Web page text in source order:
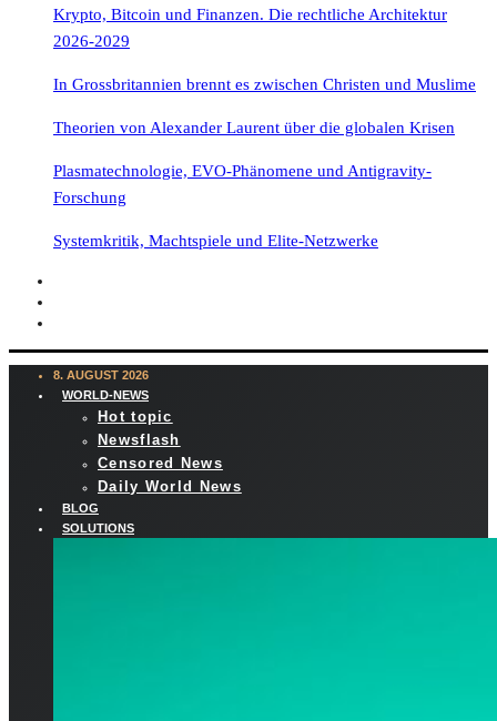
Krypto, Bitcoin und Finanzen. Die rechtliche Architektur
2026-2029
In Grossbritannien brennt es zwischen Christen und Muslime
Theorien von Alexander Laurent über die globalen Krisen
Plasmatechnologie, EVO-Phänomene und Antigravity-
Forschung
Systemkritik, Machtspiele und Elite-Netzwerke
8. AUGUST 2026
WORLD-NEWS
Hot topic
Newsflash
Censored News
Daily World News
BLOG
SOLUTIONS